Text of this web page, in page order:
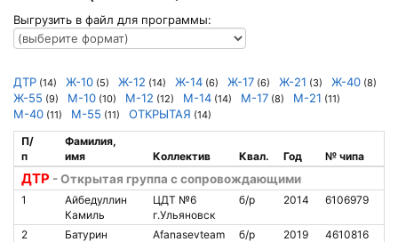
Выгрузить в файл для программы:
ДТР (14) Ж-10 (5) Ж-12 (14) Ж-14 (6) Ж-17 (6) Ж-21 (3) Ж-40 (8)
Ж-55 (9) М-10 (10) М-12 (12) М-14 (14) М-17 (8) М-21 (11)
М-40 (11) М-55 (11) ОТКРЫТАЯ (14)
ДТР - Открытая группа с сопровождающими
П/
п
Фамилия,
имя
Коллектив Квал. Год № чипа
1
Айбедуллин
Камиль
ЦДТ №6
г.Ульяновск
б/р 2014 6106979
2
Батурин
Afanasevteam б/р 2019 4610816